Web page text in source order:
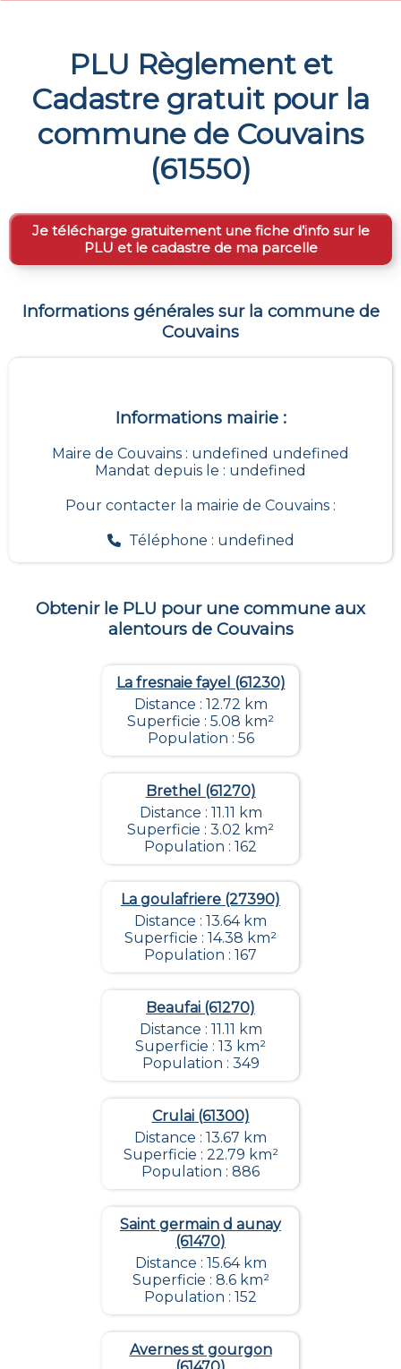
PLU Règlement et
Cadastre gratuit pour la
commune de Couvains
(61550)
Je télécharge gratuitement une fiche d’info sur le
PLU et le cadastre de ma parcelle
Informations générales sur la commune de
Couvains
Informations mairie :
Maire de Couvains : undefined undefined
Mandat depuis le : undefined
Pour contacter la mairie de Couvains :
Téléphone : undefined
Obtenir le PLU pour une commune aux
alentours de Couvains
La fresnaie fayel (61230)
Distance : 12.72 km
Superficie : 5.08 km²
Population : 56
Brethel (61270)
Distance : 11.11 km
Superficie : 3.02 km²
Population : 162
La goulafriere (27390)
Distance : 13.64 km
Superficie : 14.38 km²
Population : 167
Beaufai (61270)
Distance : 11.11 km
Superficie : 13 km²
Population : 349
Crulai (61300)
Distance : 13.67 km
Superficie : 22.79 km²
Population : 886
Saint germain d aunay
(61470)
Distance : 15.64 km
Superficie : 8.6 km²
Population : 152
Avernes st gourgon